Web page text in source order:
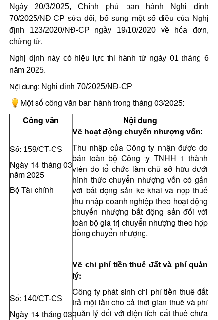
Ngày 20/3/2025, Chính phủ ban hành Nghị định
70/2025/NĐ-CP sửa đổi, bổ sung một số điều của Nghị
định 123/2020/NĐ-CP ngày 19/10/2020 về hóa đơn,
chứng từ.
Nghị định này có hiệu lực thi hành từ ngày 01 tháng 6
năm 2025.
Nội dung: Nghị định 70/2025/NĐ-CP
Một số công văn ban hành trong tháng 03/2025:
Công văn
Nội dung
Số: 159/CT-CS
Ngày 14 tháng 03
năm 2025
Bộ Tài chính
Về hoạt động chuyển nhượng vốn:
Thu nhập của Công ty nhận được do
bán toàn bộ Công ty TNHH 1 thành
viên do tổ chức làm chủ sở hữu dưới
hình thức chuyển nhượng vốn có gắn
với bất động sản kê khai và nộp thuế
thu nhập doanh nghiệp theo hoạt động
chuyển nhượng bất động sản đối với
toàn bộ giá trị chuyển nhượng theo hợp
đồng chuyển nhượng.
Số: 140/CT-CS
Ngày 14tháng 03
Về chi phí tiền thuê đất và phí quản
lý:
Công ty phát sinh chi phí tiền thuê đất
trả một lần cho cả thời gian thuê và phí
quản lý đối với diện tích đất thuê chưa